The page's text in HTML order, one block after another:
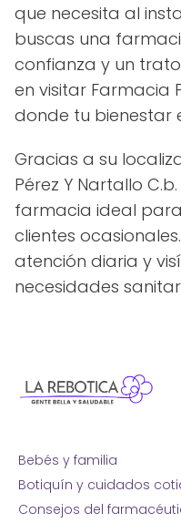
que necesita al
buscas una
confianza y un
en visitar Farmacia
donde tu bienestar
Gracias a su
Pérez Y Nartallo
farmacia ideal
clientes
atención diaria y
necesidades
Bebés y familia
Botiquín y cuidados
Consejos del